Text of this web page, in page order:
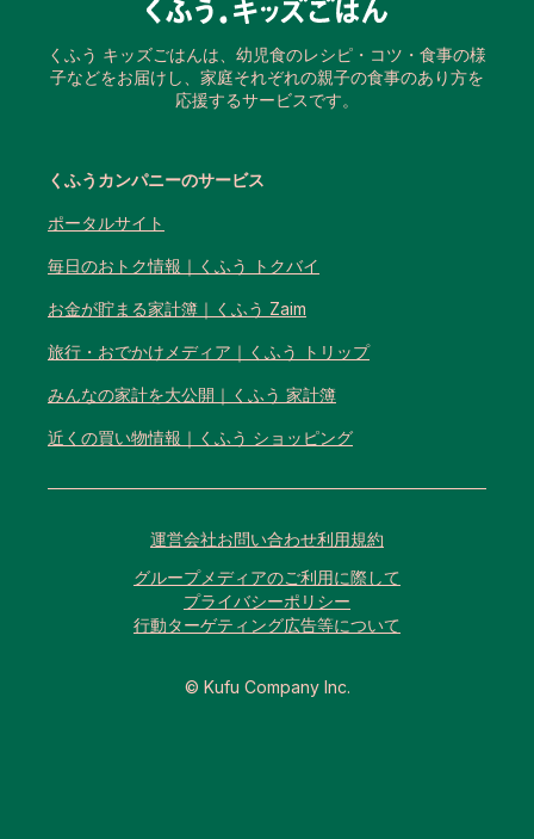
くふう キッズごはんは、幼児食のレシピ・コツ・食事の様
子などをお届けし、家庭それぞれの親子の食事のあり方を
応援するサービスです。
くふうカンパニーのサービス
ポータルサイト
毎日のおトク情報｜くふう トクバイ
お金が貯まる家計簿｜くふう Zaim
旅行・おでかけメディア｜くふう トリップ
みんなの家計を大公開｜くふう 家計簿
近くの買い物情報｜くふう ショッピング
運営会社お問い合わせ利用規約
グループメディアのご利用に際して
プライバシーポリシー
行動ターゲティング広告等について
© Kufu Company Inc.